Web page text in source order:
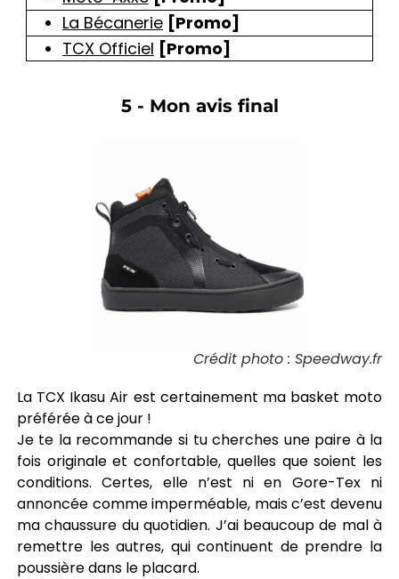
La Bécanerie [Promo]
TCX Officiel [Promo]
5 - Mon avis final
Crédit photo : Speedway.fr
La TCX Ikasu Air est certainement ma basket moto
préférée à ce jour !
Je te la recommande si tu cherches une paire à la
fois originale et confortable, quelles que soient les
conditions. Certes, elle n’est ni en Gore-Tex ni
annoncée comme imperméable, mais c’est devenu
ma chaussure du quotidien. J’ai beaucoup de mal à
remettre les autres, qui continuent de prendre la
poussière dans le placard.